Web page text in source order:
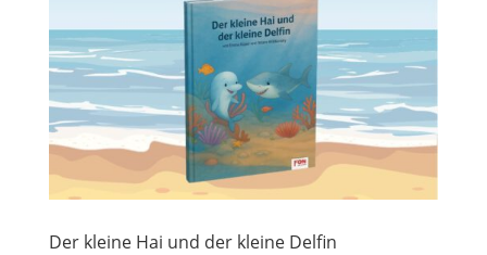
Der kleine Hai und der kleine Delfin